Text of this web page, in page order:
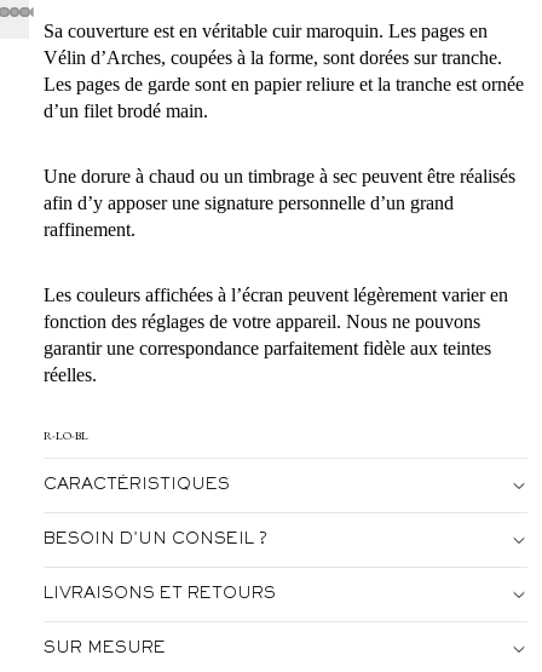
Sa couverture est en véritable cuir maroquin. Les pages en
Vélin d’Arches, coupées à la forme, sont dorées sur tranche.
Les pages de garde sont en papier reliure et la tranche est ornée
d’un filet brodé main.
Une dorure à chaud ou un timbrage à sec peuvent être réalisés
afin d’y apposer une signature personnelle d’un grand
raffinement.
Les couleurs affichées à l’écran peuvent légèrement varier en
fonction des réglages de votre appareil. Nous ne pouvons
garantir une correspondance parfaitement fidèle aux teintes
réelles.
R-LO-BL
CARACTÉRISTIQUES
BESOIN D'UN CONSEIL ?
LIVRAISONS ET RETOURS
SUR MESURE